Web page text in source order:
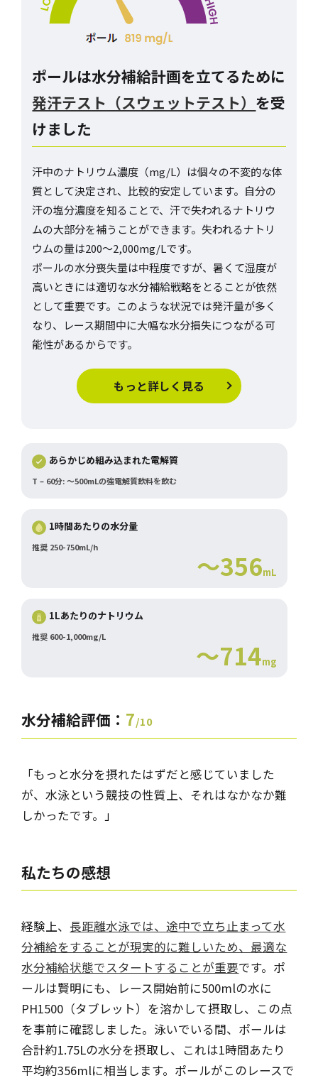
ポールは水分補給計画を立てるために
発汗テスト（スウェットテスト） を受
けました
汗中のナトリウム濃度（mg/L）は個々の不変的な体
質として決定され、比較的安定しています。自分の
汗の塩分濃度を知ることで、汗で失われるナトリウ
ムの大部分を補うことができます。失われるナトリ
ウムの量は200～2,000mg/Lです。
ポールの水分喪失量は中程度ですが、暑くて湿度が
高いときには適切な水分補給戦略をとることが依然
として重要です。このような状況では発汗量が多く
なり、レース期間中に大幅な水分損失につながる可
能性があるからです。
もっと詳しく見る
あらかじめ組み込まれた電解質
T – 60分: ～500mLの強電解質飲料を飲む
1時間あたりの水分量
推奨 250-750mL/h
～356mL
1Lあたりのナトリウム
推奨 600-1,000mg/L
～714mg
水分補給評価： 7/10
「もっと水分を摂れたはずだと感じていました
が、水泳という競技の性質上、それはなかなか難
しかったです。 」
私たちの感想
経験上、 長距離水泳では、途中で立ち止まって水
分補給をすることが現実的に難しいため、最適な
水分補給状態でスタートすることが重要です。ポ
ールは賢明にも、レース開始前に500mlの水に
PH1500（タブレット）を溶かして摂取し、この点
を事前に確認しました。泳いでいる間、ポールは
合計約1.75Lの水分を摂取し、これは1時間あたり
平均約356mlに相当します。ポールがこのレースで